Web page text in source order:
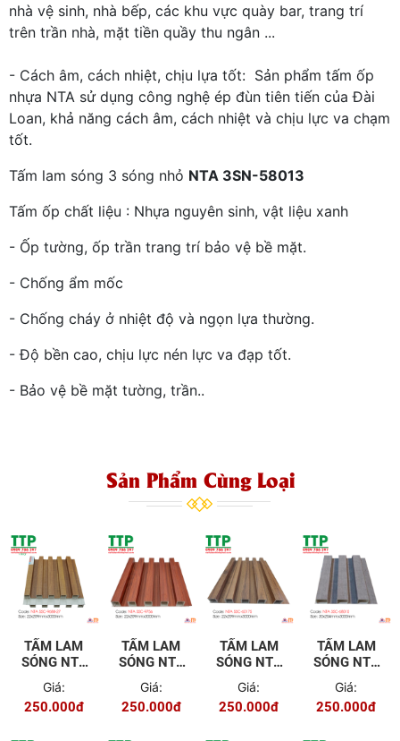
nhà vệ sinh, nhà bếp, các khu vực quày bar, trang trí
trên trần nhà, mặt tiền quầy thu ngân ...
- Cách âm, cách nhiệt, chịu lựa tốt: Sản phẩm tấm ốp
nhựa NTA sử dụng công nghệ ép đùn tiên tiến của Đài
Loan, khả năng cách âm, cách nhiệt và chịu lực va chạm
tốt.
Tấm lam sóng 3 sóng nhỏ NTA 3SN-58013
Tấm ốp chất liệu : Nhựa nguyên sinh, vật liệu xanh
- Ốp tường, ốp trần trang trí bảo vệ bề mặt.
- Chống ẩm mốc
- Chống cháy ở nhiệt độ và ngọn lựa thường.
- Độ bền cao, chịu lực nén lực va đạp tốt.
- Bảo vệ bề mặt tường, trần..
Sản Phẩm Cùng Loại
TẤM LAM
SÓNG NTA
27
Giá:
250.000đ
TẤM LAM
SÓNG NTA
Giá:
250.000đ
TẤM LAM
SÓNG NTA
Giá:
250.000đ
TẤM LAM
SÓNG NTA
Giá:
250.000đ